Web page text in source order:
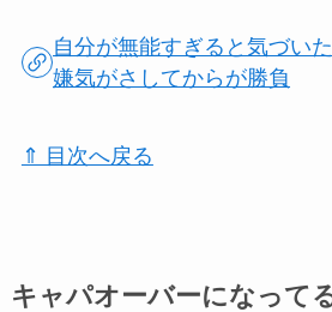
自分が無能すぎると気づい
嫌気がさしてからが勝負
⇑ 目次へ戻る
キャパオーバーになって